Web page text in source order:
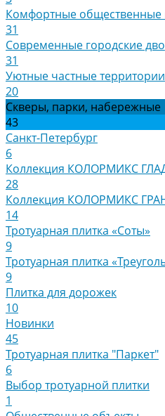
Комфортные общественные
31
Современные городские
31
Уютные частные территории
20
Скверы, парки, набережные
43
Санкт-Петербург
6
Коллекция КОЛОРМИКС
28
Коллекция КОЛОРМИКС
14
Тротуарная плитка «Соты»
9
Тротуарная плитка
9
Плитка для дорожек
10
Новинки
45
Тротуарная плитка "Паркет"
6
Выбор тротуарной плитки
1